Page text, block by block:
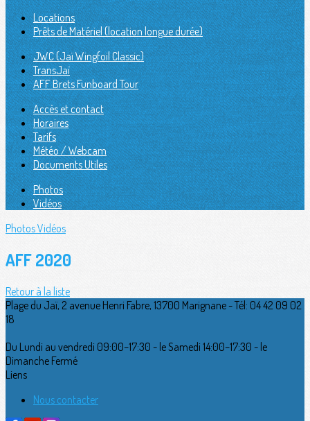
Locations
Prêts de Matériel (location longue durée)
JWC (Jaï Wingfoil Classic)
TransJaï
AFF Brets Funboard Tour
Accès et contact
Horaires
Tarifs
Météo / Webcam
Documents Utiles
Photos
Vidéos
PhotosVidéos
AFF 2020
Retour à la liste
Plage du Jaï, 2 avenue Henri Fabre, 13700 Marignane - Tél: 04 42 09 02
18
Du Lundi au vendredi 09:00–17:30 - le Samedi 14:00–17:30 - le
Dimanche Fermé
Liens
Nous contacter